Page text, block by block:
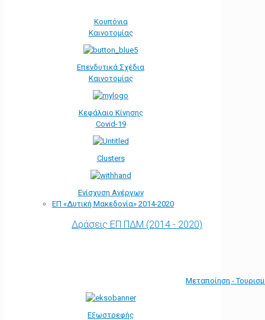
Κουπόνια
Καινοτομίας
Επενδυτικά Σχέδια
Καινοτομίας
Κεφάλαιο Κίνησης
Covid-19
Clusters
Ενίσχυση Ανέργων
ΕΠ «Δυτική Μακεδονία» 2014-2020
Δράσεις ΕΠ ΠΔΜ (2014 - 2020)
Μεταποίηση -
Εξωστρεφής